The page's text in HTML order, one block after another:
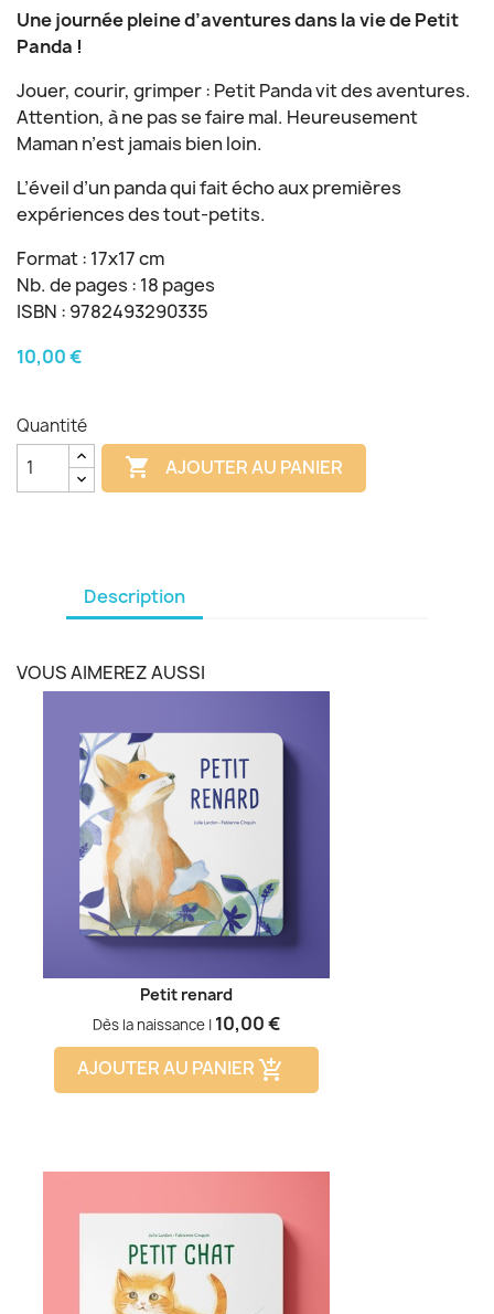
Une journée pleine d’aventures dans la vie de Petit
Panda !
Jouer, courir, grimper : Petit Panda vit des aventures.
Attention, à ne pas se faire mal. Heureusement
Maman n’est jamais bien loin.
L’éveil d’un panda qui fait écho aux premières
expériences des tout-petits.
Format : 17x17 cm
Nb. de pages : 18 pages
ISBN : 9782493290335
10,00 €
Quantité
 AJOUTER AU PANIER
Description
VOUS AIMEREZ AUSSI
Petit renard
Dès la naissance | Prix
10,00 €
AJOUTER AU PANIER add_shopping_cart